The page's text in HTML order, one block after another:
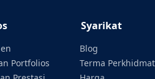
Syarikat
Portfolios
Blog
Terma